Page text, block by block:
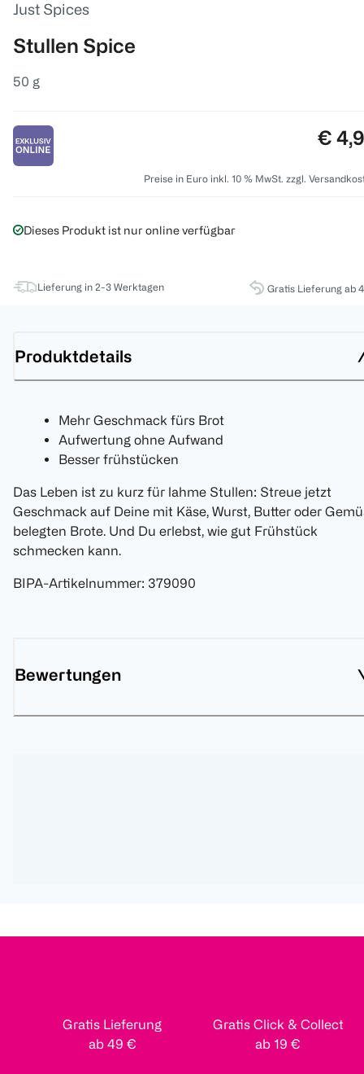
Just Spices
Stullen Spice
50 g
€
Preise in Euro inkl. 10 % MwSt. zzgl.
Dieses Produkt ist nur online verfügbar
Lieferung in 2-3 Werktagen Gratis Lieferung ab
Produktdetails
Mehr Geschmack fürs Brot
Aufwertung ohne Aufwand
Besser frühstücken
Das Leben ist zu kurz für lahme Stullen: Streue jetzt
Geschmack auf Deine mit Käse, Wurst, Butter oder
belegten Brote. Und Du erlebst, wie gut Frühstück
schmecken kann.
BIPA-Artikelnummer: 379090
Bewertungen
Gratis Lieferung
ab 49 €
Gratis Click & Collect
ab 19 €